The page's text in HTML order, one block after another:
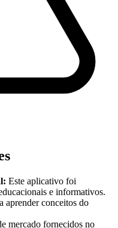
Este aplicativo foi
e informativos.
aprender conceitos do
mercado fornecidos no